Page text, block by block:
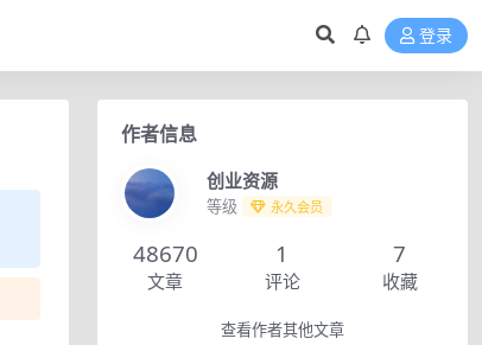
登录
作者信息
创业资源
等级 永久会员
48670
文章
1
评论
7
收藏
查看作者其他文章